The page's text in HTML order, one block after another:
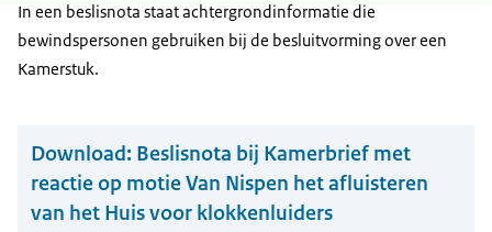
In een beslisnota staat achtergrondinformatie die
bewindspersonen gebruiken bij de besluitvorming over een
Kamerstuk.
Download: Beslisnota bij Kamerbrief met
reactie op motie Van Nispen het afluisteren
van het Huis voor klokkenluiders